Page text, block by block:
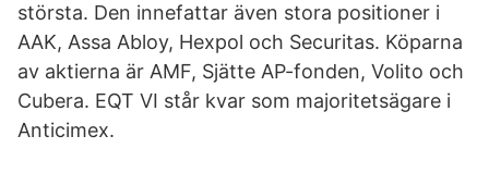
största. Den innefattar även stora positioner i
AAK, Assa Abloy, Hexpol och Securitas. Köparna
av aktierna är AMF, Sjätte AP-fonden, Volito och
Cubera. EQT VI står kvar som majoritetsägare i
Anticimex.